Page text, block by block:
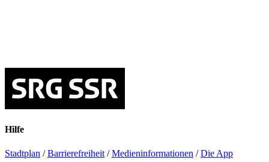
Hilfe
Stadtplan /Barrierefreiheit /Medieninformationen /Die App